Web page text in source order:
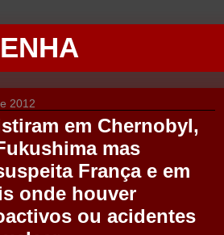
2012
em Chernobyl,
mas
França e em
onde houver
ou acidentes